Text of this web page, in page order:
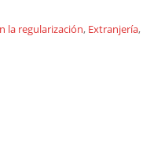
la regularización, Extranjería,